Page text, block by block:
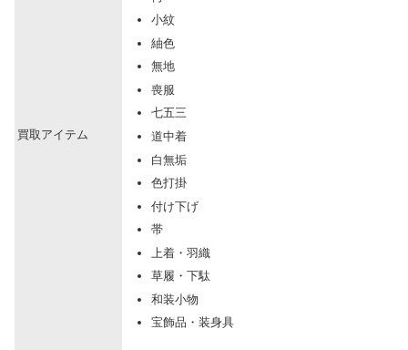
買取アイテム
小紋
紬色
無地
喪服
七五三
道中着
白無垢
色打掛
付け下げ
帯
上着・羽織
草履・下駄
和装小物
宝飾品・装身具